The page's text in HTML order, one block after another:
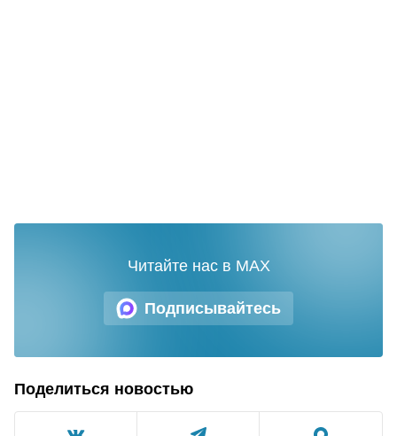
Подписывайтесь
Читайте нас в MAX
Поделиться новостью